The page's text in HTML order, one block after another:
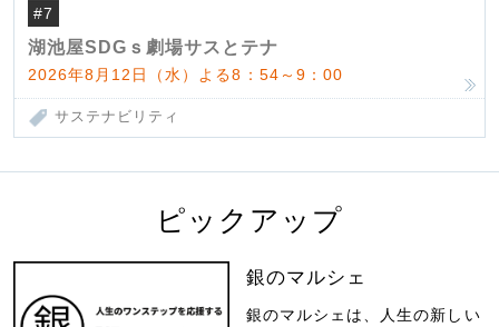
#7
湖池屋SDGｓ劇場サスとテナ
2026年8月12日（水）よる8：54～9：00
サステナビリティ
ピックアップ
銀のマルシェ
銀のマルシェは、人生の新しい